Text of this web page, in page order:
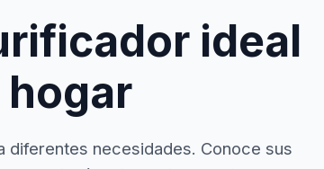
ideal
hogar
diferentes necesidades. Conoce sus